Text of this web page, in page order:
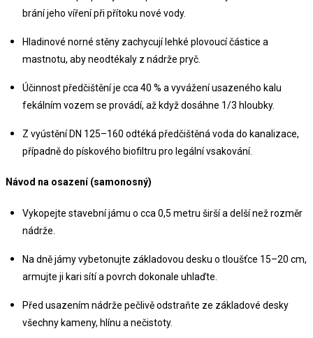
brání jeho víření při přítoku nové vody.
Hladinové norné stěny zachycují lehké plovoucí částice a
mastnotu, aby neodtékaly z nádrže pryč.
Účinnost předčištění je cca 40 % a vyvážení usazeného kalu
fekálním vozem se provádí, až když dosáhne 1/3 hloubky.
Z vyústění DN 125–160 odtéká předčištěná voda do kanalizace,
případně do pískového biofiltru pro legální vsakování.
Návod na osazení (samonosný)
Vykopejte stavební jámu o cca 0,5 metru širší a delší než rozměr
nádrže.
Na dně jámy vybetonujte základovou desku o tloušťce 15–20 cm,
armujte ji kari sítí a povrch dokonale uhlaďte.
Před usazením nádrže pečlivě odstraňte ze základové desky
všechny kameny, hlínu a nečistoty.